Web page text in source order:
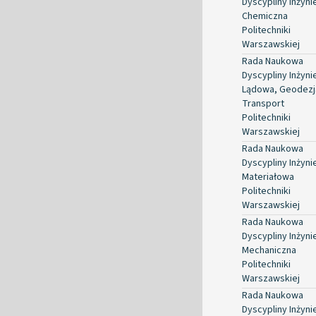
Chemiczna
Politechniki
Warszawskiej
Rada Naukowa
Dyscypliny
Lądowa,
Transport
Politechniki
Warszawskiej
Rada Naukowa
Dyscypliny
Materiałowa
Politechniki
Warszawskiej
Rada Naukowa
Dyscypliny
Mechaniczna
Politechniki
Warszawskiej
Rada Naukowa
Dyscypliny